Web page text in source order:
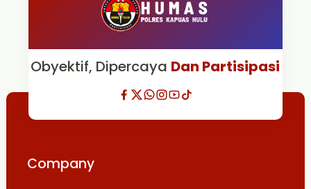
Obyektif, Dipercaya Dan Partisipasi
Company